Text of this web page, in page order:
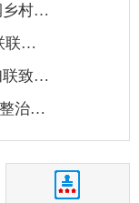
乡村…
联…
联致…
治…